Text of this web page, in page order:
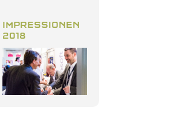
IMPRESSIONEN
2018